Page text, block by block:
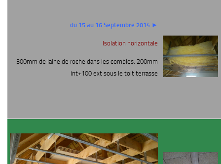
du 15 au 16 Septembre 2014 ►
Isolation horizontale
300mm de laine de roche dans les combles. 200mm
int+100 ext sous le toit terrasse